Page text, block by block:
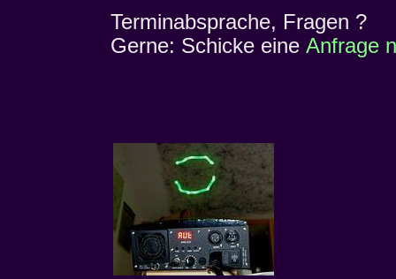
Terminabsprache, Fragen ?
Gerne: Schicke eine Anfrage